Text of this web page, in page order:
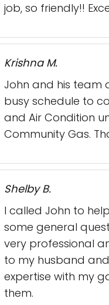
job, so friendly!!
Krishna M.
John and his team
busy schedule to
and Air Condition
Community Gas.
Shelby B.
I called John to
some general
very professional
to my husband
expertise with my
them.